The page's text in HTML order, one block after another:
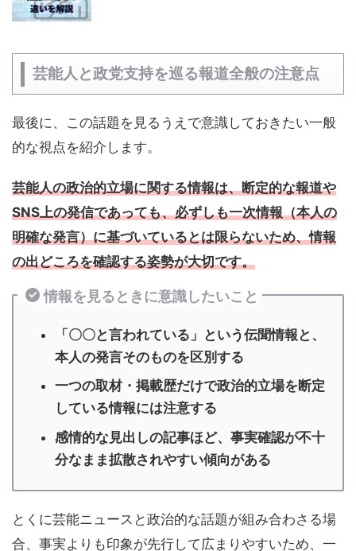
芸能人と政党支持を巡る報道全般の注意点
最後に、この話題を見るうえで意識しておきたい一般
的な視点を紹介します。
芸能人の政治的立場に関する情報は、断定的な報道や
SNS上の発信であっても、必ずしも一次情報（本人の
明確な発言）に基づいているとは限らないため、情報
の出どころを確認する姿勢が大切です。
情報を見るときに意識したいこと
「〇〇と言われている」という伝聞情報と、
本人の発言そのものを区別する
一つの取材・掲載歴だけで政治的立場を断定
している情報には注意する
感情的な見出しの記事ほど、事実確認が不十
分なまま拡散されやすい傾向がある
とくに芸能ニュースと政治的な話題が組み合わさる場
合、事実よりも印象が先行して広まりやすいため、一